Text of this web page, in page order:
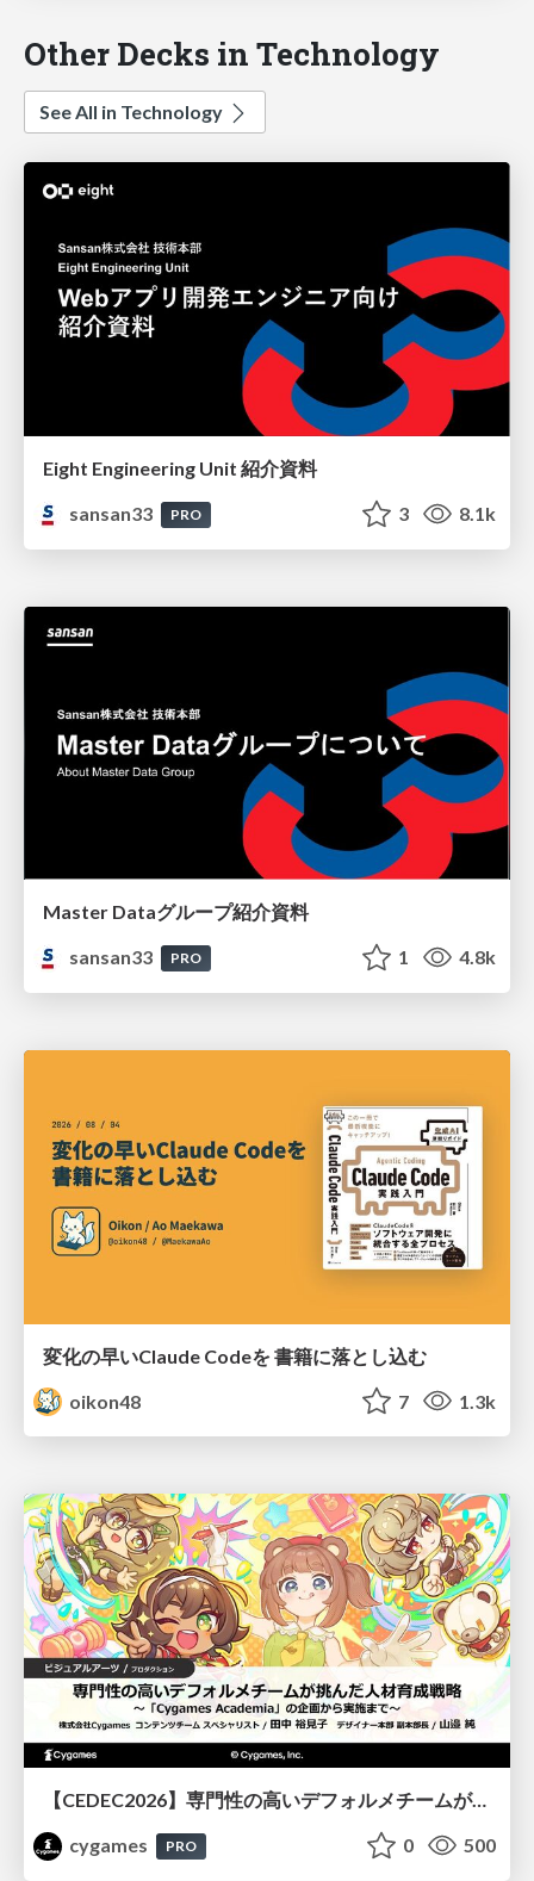
Other Decks in Technology
See All in Technology
Eight Engineering Unit 紹介資料
sansan33
PRO 3 8.1k
Master Dataグループ紹介資料
sansan33
PRO 1 4.8k
変化の早いClaude Codeを 書籍に落とし込む
oikon48
7 1.3k
【CEDEC2026】専門性の高いデフォルメチームが挑んだ人材育成戦略 〜Cygames Academiaの企画から実施まで〜
cygames
PRO 0 500